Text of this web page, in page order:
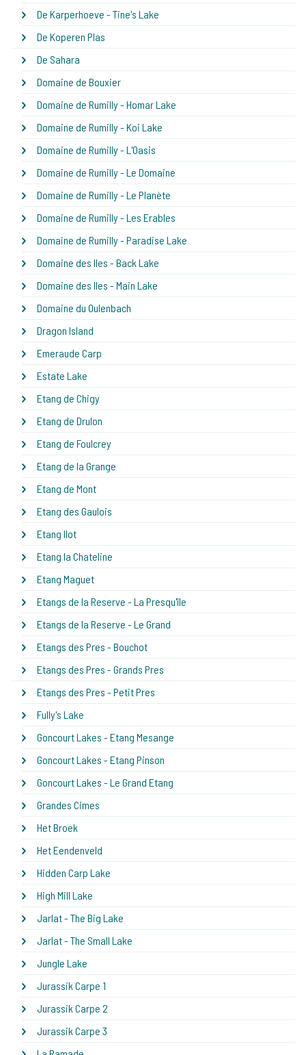
De Karperhoeve - Tine's Lake
De Koperen Plas
De Sahara
Domaine de Bouxier
Domaine de Rumilly - Homar Lake
Domaine de Rumilly - Koi Lake
Domaine de Rumilly - L'Oasis
Domaine de Rumilly - Le Domaine
Domaine de Rumilly - Le Planète
Domaine de Rumilly - Les Erables
Domaine de Rumilly - Paradise Lake
Domaine des Iles - Back Lake
Domaine des Iles - Main Lake
Domaine du Oulenbach
Dragon Island
Emeraude Carp
Estate Lake
Etang de Chigy
Etang de Drulon
Etang de Foulcrey
Etang de la Grange
Etang de Mont
Etang des Gaulois
Etang Ilot
Etang la Chateline
Etang Maguet
Etangs de la Reserve - La Presqu'île
Etangs de la Reserve - Le Grand
Etangs des Pres - Bouchot
Etangs des Pres - Grands Pres
Etangs des Pres - Petit Pres
Fully's Lake
Goncourt Lakes - Etang Mesange
Goncourt Lakes - Etang Pinson
Goncourt Lakes - Le Grand Etang
Grandes Cimes
Het Broek
Het Eendenveld
Hidden Carp Lake
High Mill Lake
Jarlat - The Big Lake
Jarlat - The Small Lake
Jungle Lake
Jurassik Carpe 1
Jurassik Carpe 2
Jurassik Carpe 3